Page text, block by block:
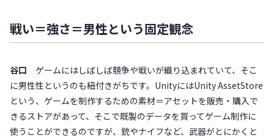
戦い＝強さ＝男性という固定観念
谷口 ゲームにはしばしば競争や戦いが織り込まれていて、そこ
に男性性というのも紐付きがちです。UnityにはUnity AssetStore
という、ゲームを制作するための素材＝アセットを販売・購入で
きるストアがあって、そこで既製のデータを買ってゲーム制作に
使うことができるのですが、銃やナイフなど、武器がとにかくと